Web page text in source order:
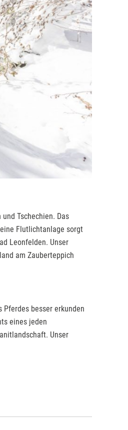
Tschechien. Das
Flutlichtanlage sorgt
Leonfelden. Unser
am Zauberteppich
besser erkunden
eines jeden
Unser